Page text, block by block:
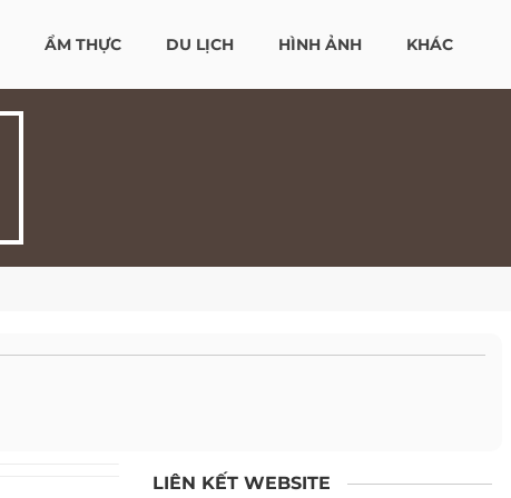
ẨM THỰC DU LỊCH HÌNH ẢNH KHÁC
LIÊN KẾT WEBSITE